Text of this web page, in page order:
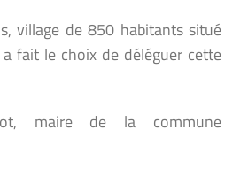
village de 850 habitants situé
fait le choix de déléguer cette
maire de la commune